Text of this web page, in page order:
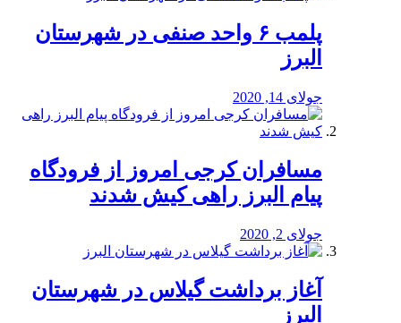
پلمب ۶ واحد صنفی در شهرستان
البرز
جولای 14, 2020
مسافران کرجی امروز از فرودگاه
پیام البرز راهی کیش شدند
جولای 2, 2020
آغاز برداشت گیلاس در شهرستان
البرز